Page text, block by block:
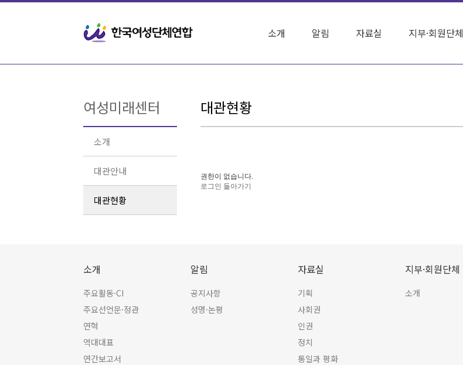
소개 알림 자료실 지부·회원단체
여성미래센터
소개
대관안내
대관현황
대관현황
권한이 없습니다.
로그인 돌아가기
소개
주요활동·CI
주요선언문·정관
연혁
역대대표
연간보고서
알림
공지사항
성명·논평
자료실
기획
사회권
인권
정치
통일과 평화
지부·회원단체
소개